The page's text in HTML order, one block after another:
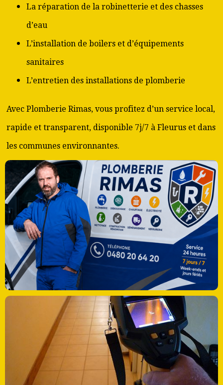
La réparation de la robinetterie et des chasses
d’eau
L’installation de boilers et d’équipements
sanitaires
L’entretien des installations de plomberie
Avec Plomberie Rimas, vous profitez d’un service local,
rapide et transparent, disponible 7j/7 à Fleurus et dans
les communes environnantes.